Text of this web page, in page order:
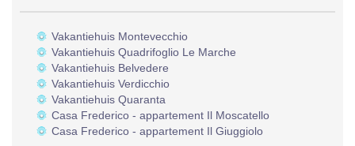
Vakantiehuis Montevecchio
Vakantiehuis Quadrifoglio Le Marche
Vakantiehuis Belvedere
Vakantiehuis Verdicchio
Vakantiehuis Quaranta
Casa Frederico - appartement Il Moscatello
Casa Frederico - appartement Il Giuggiolo